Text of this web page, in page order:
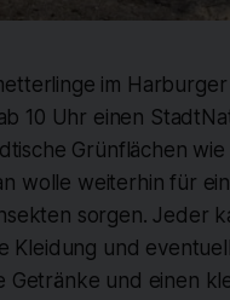
im
10 Uhr einen
Grünflächen
wolle weiterhin für
sorgen. Jeder
Kleidung und
Getränke und einen